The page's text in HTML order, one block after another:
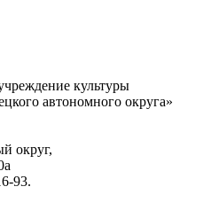
культуры
автономного округа»
округ,
93.